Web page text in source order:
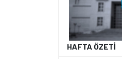
HAFTA ÖZETİ